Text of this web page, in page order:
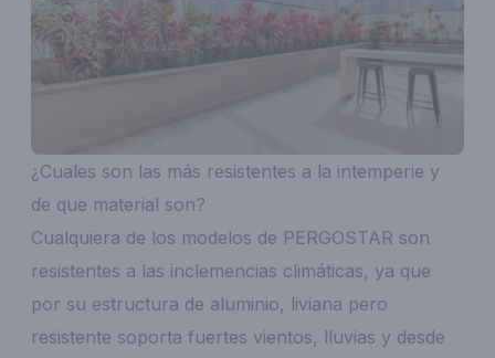
¿Cuales son las más resistentes a la intemperie y
de que material son?
Cualquiera de los modelos de PERGOSTAR son
resistentes a las inclemencias climáticas, ya que
por su estructura de aluminio, liviana pero
resistente soporta fuertes vientos, lluvias y desde